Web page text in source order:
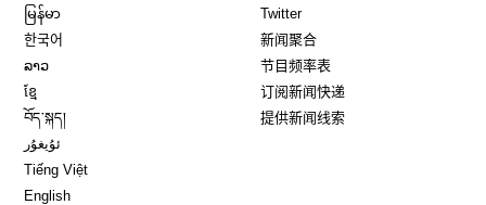
မြန်မာ
한국어
ລາວ
ខ្មែ
བོད་སྐད།
ئۇيغۇر
Tiếng Việt
English
TwitterOpens in new window
新闻聚合
节目频率表
订阅新闻快递
提供新闻线索